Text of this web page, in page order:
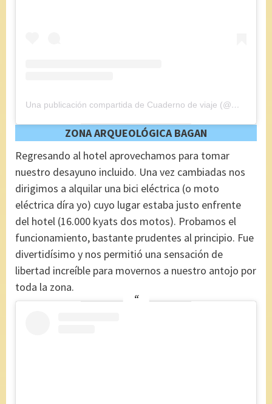
Una publicación compartida de Cuaderno de viaje (@maryajosess)
ZONA ARQUEOLÓGICA BAGAN
Regresando al hotel aprovechamos para tomar
nuestro desayuno incluido. Una vez cambiadas nos
dirigimos a alquilar una bici eléctrica (o moto
eléctrica díra yo) cuyo lugar estaba justo enfrente
del hotel (16.000 kyats dos motos). Probamos el
funcionamiento, bastante prudentes al principio. Fue
divertidísimo y nos permitió una sensación de
libertad increíble para movernos a nuestro antojo por
toda la zona.